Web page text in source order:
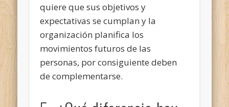
quiere que sus objetivos y
expectativas se cumplan y la
organización planifica los
movimientos futuros de las
personas, por consiguiente deben
de complementarse.